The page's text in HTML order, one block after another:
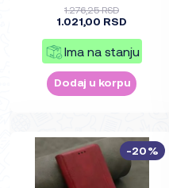
1.276,25 RSD
1.021,00 RSD
Ima na stanju
Dodaj u korpu
-20%